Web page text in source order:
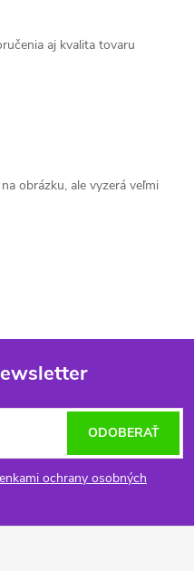
aj kvalita tovaru
obrázku, ale vyzerá veľmi
ochrany osobných
ODOBERAŤ